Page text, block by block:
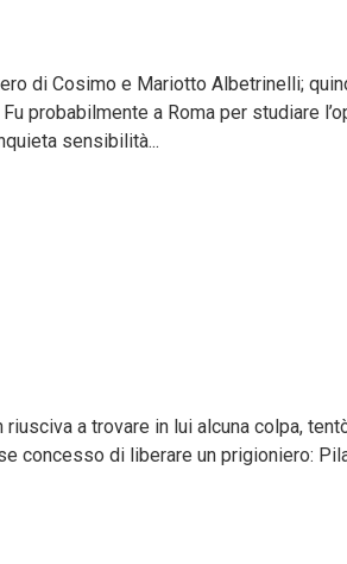
di Cosimo e Mariotto Albetrinelli;
probabilmente a Roma per studiare
sensibilità...
a trovare in lui alcuna colpa,
concesso di liberare un prigioniero: